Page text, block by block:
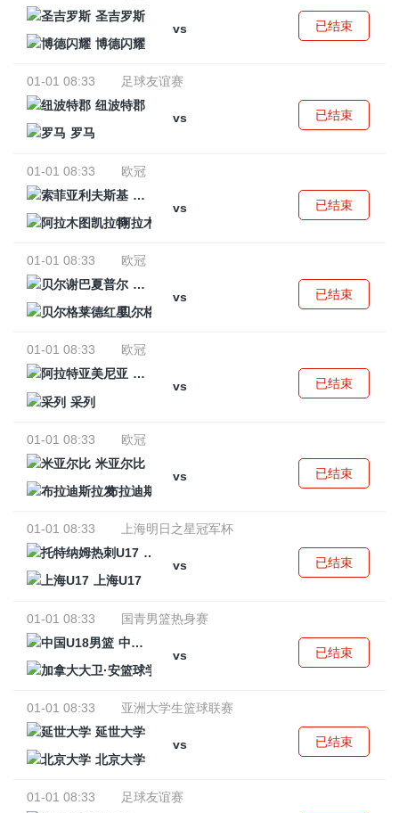
圣吉罗斯
vs
博德闪耀
已结束
01-01 08:33
足球友谊赛
纽波特郡
vs
罗马
已结束
01-01 08:33
欧冠
索菲亚利夫斯基
vs
阿拉木图凯拉特
已结束
01-01 08:33
欧冠
贝尔谢巴夏普尔
vs
贝尔格莱德红星
已结束
01-01 08:33
欧冠
阿拉特亚美尼亚
vs
采列
已结束
01-01 08:33
欧冠
米亚尔比
vs
布拉迪斯拉发
已结束
01-01 08:33
上海明日之星冠军杯
托特纳姆热刺U17
vs
上海U17
已结束
01-01 08:33
国青男篮热身赛
中国U18男篮
vs
已结束
01-01 08:33
亚洲大学生篮球联赛
延世大学
vs
北京大学
已结束
01-01 08:33
足球友谊赛